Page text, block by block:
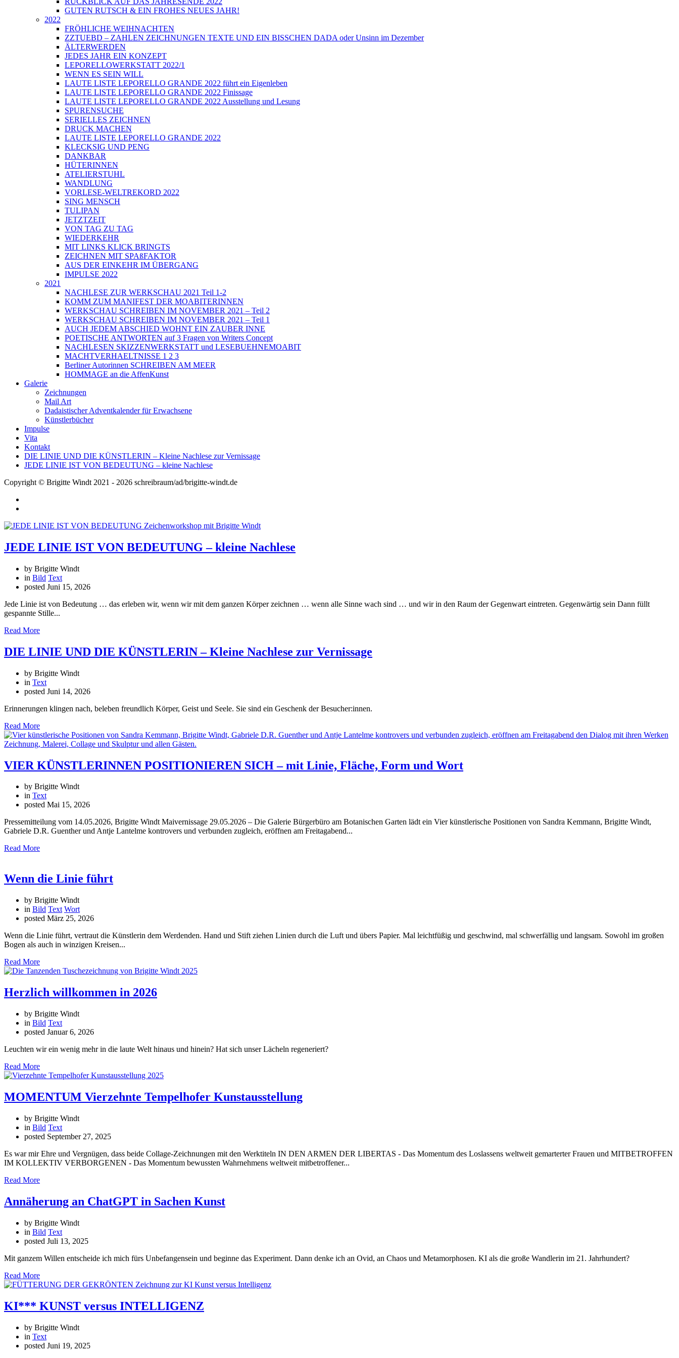
GUTEN RUTSCH & EIN FROHES NEUES JAHR!
2022
FRÖHLICHE WEIHNACHTEN
ZZTUEBD – ZAHLEN ZEICHNUNGEN TEXTE UND EIN BISSCHEN DADA oder Unsinn im Dezember
ÄLTERWERDEN
JEDES JAHR EIN KONZEPT
LEPORELLOWERKSTATT 2022/1
WENN ES SEIN WILL
LAUTE LISTE LEPORELLO GRANDE 2022 führt ein Eigenleben
LAUTE LISTE LEPORELLO GRANDE 2022 Finissage
LAUTE LISTE LEPORELLO GRANDE 2022 Ausstellung und Lesung
SPURENSUCHE
SERIELLES ZEICHNEN
DRUCK MACHEN
LAUTE LISTE LEPORELLO GRANDE 2022
KLECKSIG UND PENG
DANKBAR
HÜTERINNEN
ATELIERSTUHL
WANDLUNG
VORLESE-WELTREKORD 2022
SING MENSCH
TULIPAN
JETZTZEIT
VON TAG ZU TAG
WIEDERKEHR
MIT LINKS KLICK BRINGTS
ZEICHNEN MIT SPAßFAKTOR
AUS DER EINKEHR IM ÜBERGANG
IMPULSE 2022
2021
NACHLESE ZUR WERKSCHAU 2021 Teil 1-2
KOMM ZUM MANIFEST DER MOABITERINNEN
WERKSCHAU SCHREIBEN IM NOVEMBER 2021 – Teil 2
WERKSCHAU SCHREIBEN IM NOVEMBER 2021 – Teil 1
AUCH JEDEM ABSCHIED WOHNT EIN ZAUBER INNE
POETISCHE ANTWORTEN auf 3 Fragen von Writers Concept
NACHLESEN SKIZZENWERKSTATT und LESEBUEHNEMOABIT
MACHTVERHAELTNISSE 1 2 3
Berliner Autorinnen SCHREIBEN AM MEER
HOMMAGE an die AffenKunst
Galerie
Zeichnungen
Mail Art
Dadaistischer Adventkalender für Erwachsene
Künstlerbücher
Impulse
Vita
Kontakt
DIE LINIE UND DIE KÜNSTLERIN – Kleine Nachlese zur Vernissage
JEDE LINIE IST VON BEDEUTUNG – kleine Nachlese
Copyright © Brigitte Windt 2021 - 2026 schreibraum/ad/brigitte-windt.de
JEDE LINIE IST VON BEDEUTUNG – kleine Nachlese
by Brigitte Windt
in Bild Text
posted Juni 15, 2026
Jede Linie ist von Bedeutung … das erleben wir, wenn wir mit dem ganzen Körper zeichnen … wenn alle Sinne wach sind … und wir in den Raum der Gegenwart eintreten. Gegenwärtig sein Dann füllt
gespannte Stille...
Read More
DIE LINIE UND DIE KÜNSTLERIN – Kleine Nachlese zur Vernissage
by Brigitte Windt
in Text
posted Juni 14, 2026
Erinnerungen klingen nach, beleben freundlich Körper, Geist und Seele. Sie sind ein Geschenk der Besucher:innen.
Read More
VIER KÜNSTLERINNEN POSITIONIEREN SICH – mit Linie, Fläche, Form und Wort
by Brigitte Windt
in Text
posted Mai 15, 2026
Pressemitteilung vom 14.05.2026, Brigitte Windt Maivernissage 29.05.2026 – Die Galerie Bürgerbüro am Botanischen Garten lädt ein Vier künstlerische Positionen von Sandra Kemmann, Brigitte Windt,
Gabriele D.R. Guenther und Antje Lantelme kontrovers und verbunden zugleich, eröffnen am Freitagabend...
Read More
Wenn die Linie führt
by Brigitte Windt
in Bild Text Wort
posted März 25, 2026
Wenn die Linie führt, vertraut die Künstlerin dem Werdenden. Hand und Stift ziehen Linien durch die Luft und übers Papier. Mal leichtfüßig und geschwind, mal schwerfällig und langsam. Sowohl im großen
Bogen als auch in winzigen Kreisen...
Read More
Herzlich willkommen in 2026
by Brigitte Windt
in Bild Text
posted Januar 6, 2026
Leuchten wir ein wenig mehr in die laute Welt hinaus und hinein? Hat sich unser Lächeln regeneriert?
Read More
MOMENTUM Vierzehnte Tempelhofer Kunstausstellung
by Brigitte Windt
in Bild Text
posted September 27, 2025
Es war mir Ehre und Vergnügen, dass beide Collage-Zeichnungen mit den Werktiteln IN DEN ARMEN DER LIBERTAS - Das Momentum des Loslassens weltweit gemarterter Frauen und MITBETROFFEN
IM KOLLEKTIV VERBORGENEN - Das Momentum bewussten Wahrnehmens weltweit mitbetroffener...
Read More
Annäherung an ChatGPT in Sachen Kunst
by Brigitte Windt
in Bild Text
posted Juli 13, 2025
Mit ganzem Willen entscheide ich mich fürs Unbefangensein und beginne das Experiment. Dann denke ich an Ovid, an Chaos und Metamorphosen. KI als die große Wandlerin im 21. Jahrhundert?
Read More
KI*** KUNST versus INTELLIGENZ
by Brigitte Windt
in Text
posted Juni 19, 2025